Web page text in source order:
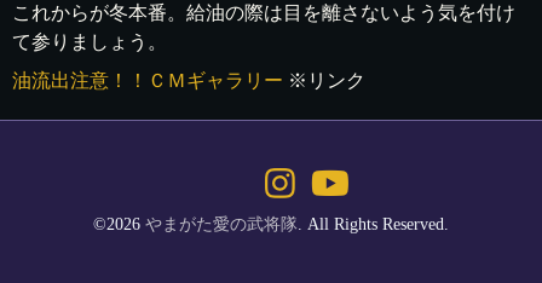
これからが冬本番。給油の際は目を離さないよう気を付け
て参りましょう。
油流出注意！！ＣＭギャラリー ※リンク
©2026 やまがた愛の武将隊 . All Rights Reserved.